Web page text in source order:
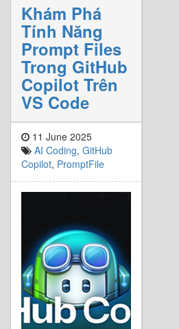
Khám Phá
Tính Năng
Prompt Files
Trong GitHub
Copilot Trên
VS Code
11 June 2025
AI Coding, GitHub
Copilot, PromptFile